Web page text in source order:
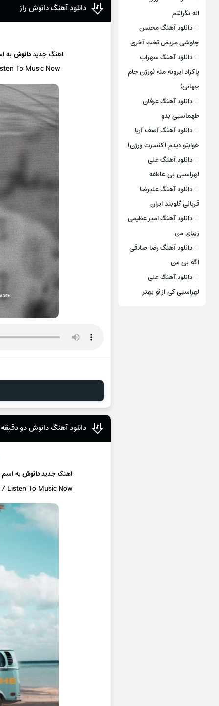
دانلود آهنگ دانوش راز
اهنگ جدیددانوشبه
To Music Now
دانلود آهنگ دانوش دو دقیقه
اهنگ جدیددانوشبه اسم
Listen To Music Now
اله نگرانتم
دانلود آهنگ محسن
چاوشی مریض تخت آخری
دانلود آهنگ سهراب
پاکزاد ایرونه منه (ورژن جام
جهانی)
دانلود آهنگ عرفان
طهماسبی بدو
دانلود آهنگ آصف آریا
خوابتو دیدم (کنسرت ورژن)
دانلود آهنگ علی
لهراسبی بی عاطفه
دانلود آهنگ علیرضا
قربانی گلوبند ایران
دانلود آهنگ امیر عظیمی
زیبای من
دانلود آهنگ رضا صادقی
اگه بی من
دانلود آهنگ علی
لهراسبی کی از تو ‌بهتر